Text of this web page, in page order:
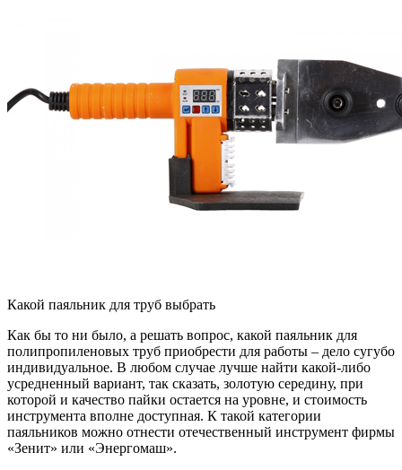
Какой паяльник для труб выбрать
Как бы то ни было, а решать вопрос, какой паяльник для
полипропиленовых труб приобрести для работы – дело сугубо
индивидуальное. В любом случае лучше найти какой-либо
усредненный вариант, так сказать, золотую середину, при
которой и качество пайки остается на уровне, и стоимость
инструмента вполне доступная. К такой категории
паяльников можно отнести отечественный инструмент фирмы
«Зенит» или «Энергомаш».